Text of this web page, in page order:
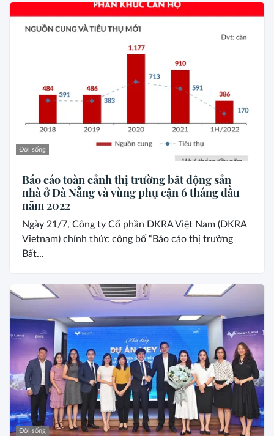
Đời sống
Báo cáo toàn cảnh thị trường bất động sản
nhà ở Đà Nẵng và vùng phụ cận 6 tháng đầu
năm 2022
Ngày 21/7, Công ty Cổ phần DKRA Việt Nam (DKRA
Vietnam) chính thức công bố “Báo cáo thị trường
Bất...
Đời sống